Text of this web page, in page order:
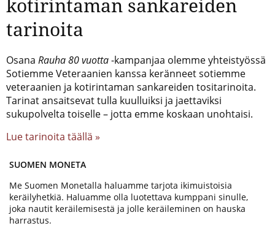
kotirintaman sankareiden
tarinoita
Osana Rauha 80 vuotta-kampanjaa olemme yhteistyössä
Sotiemme Veteraanien kanssa keränneet sotiemme
veteraanien ja kotirintaman sankareiden tositarinoita.
Tarinat ansaitsevat tulla kuulluiksi ja jaettaviksi
sukupolvelta toiselle – jotta emme koskaan unohtaisi.
Lue tarinoita täällä »
SUOMEN MONETA
Me Suomen Monetalla haluamme tarjota ikimuistoisia
keräilyhetkiä. Haluamme olla luotettava kumppani sinulle,
joka nautit keräilemisestä ja jolle keräileminen on hauska
harrastus.